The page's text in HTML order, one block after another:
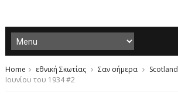
Home εθνική Σκωτίας Σαν σήμερα Scotland
Ιουνίου του 1934 #2